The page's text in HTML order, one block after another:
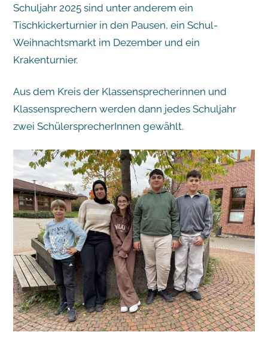
Schuljahr 2025 sind unter anderem ein
Tischkickerturnier in den Pausen, ein Schul-
Weihnachtsmarkt im Dezember und ein
Krakenturnier.
Aus dem Kreis der Klassensprecherinnen und
Klassensprechern werden dann jedes Schuljahr
zwei SchülersprecherInnen gewählt.